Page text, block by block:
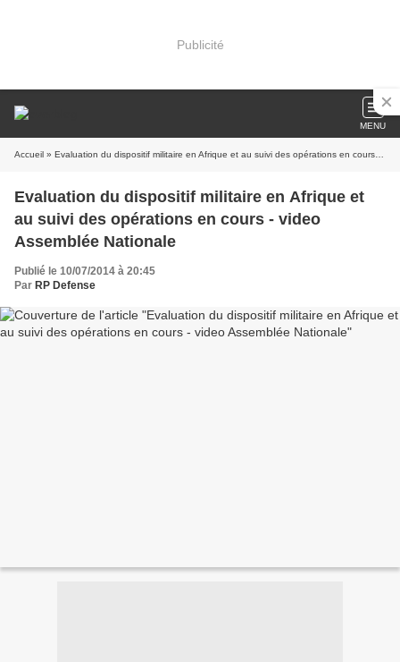
Publicité
MENU
Accueil » Evaluation du dispositif militaire en Afrique et au suivi des opérations en cours - video Assemblée Nationale
Evaluation du dispositif militaire en Afrique et
au suivi des opérations en cours - video
Assemblée Nationale
Publié le 10/07/2014 à 20:45
Par RP Defense